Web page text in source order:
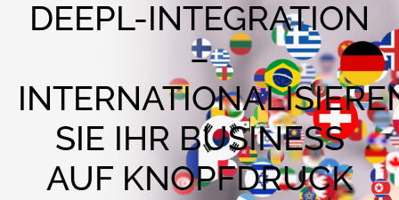
DEEPL-INTEGRATION
–
SIE IHR BUSINESS
AUF KNOPFDRUCK